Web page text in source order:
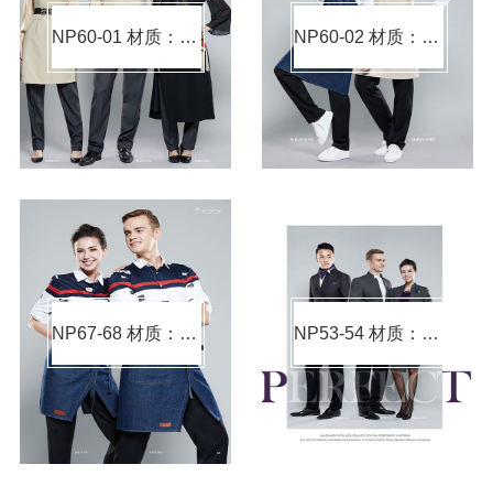
NP60-01 材质：棉涤（材质可选） NP60-02 材质：棉涤（材质可选）
NP67-68 材质：棉涤（材质可选） NP53-54 材质：毛涤（材质可选）